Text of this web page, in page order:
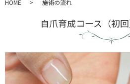
HOME 施術の流れ
自爪育成コース（初